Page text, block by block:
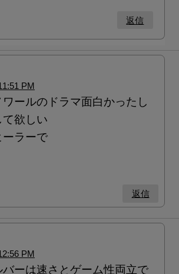
返信
PM
ワールのドラマ面白かったし
て欲しい
ーラーで
返信
PM
バーは速さとゲーム性両立で